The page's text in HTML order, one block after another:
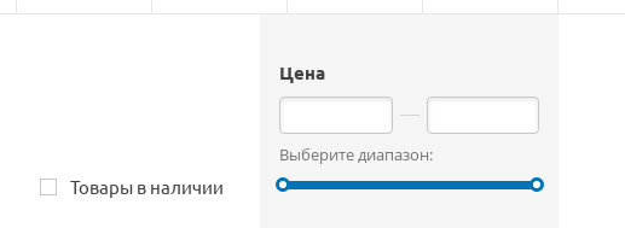
Цена
Выберите диапазон:
Товары в наличии